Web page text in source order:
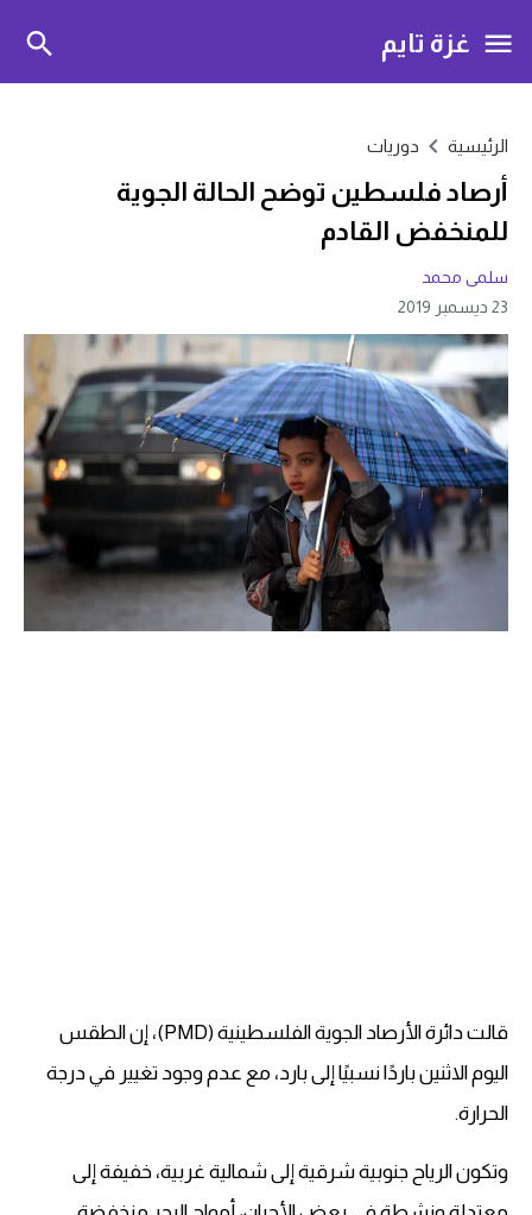
غزة تايم
الرئيسية دوريات
أرصاد فلسطين توضح الحالة الجوية
للمنخفض القادم
سلمى محمد
23 ديسمبر 2019
قالت دائرة الأرصاد الجوية الفلسطينية (PMD)، إن الطقس
اليوم الاثنين باردًا نسبيًا إلى بارد، مع عدم وجود تغيير في درجة
الحرارة.
وتكون الرياح جنوبية شرقية إلى شمالية غربية، خفيفة إلى